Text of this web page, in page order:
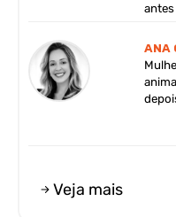
ANA
Veja mais